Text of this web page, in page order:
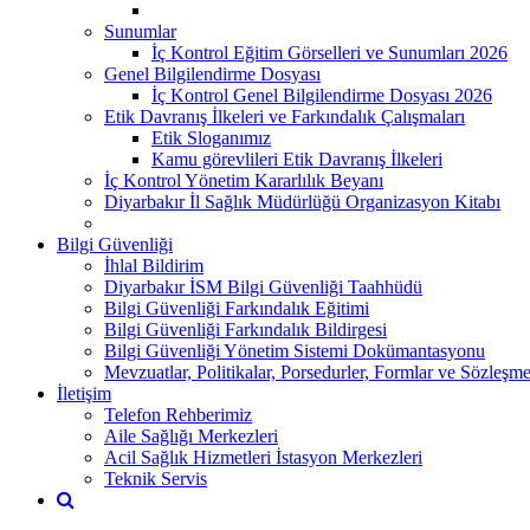
Sunumlar
İç Kontrol Eğitim Görselleri ve Sunumları 2026
Genel Bilgilendirme Dosyası
İç Kontrol Genel Bilgilendirme Dosyası 2026
Etik Davranış İlkeleri ve Farkındalık Çalışmaları
Etik Sloganımız
Kamu görevlileri Etik Davranış İlkeleri
İç Kontrol Yönetim Kararlılık Beyanı
Diyarbakır İl Sağlık Müdürlüğü Organizasyon Kitabı
Bilgi Güvenliği
İhlal Bildirim
Diyarbakır İSM Bilgi Güvenliği Taahhüdü
Bilgi Güvenliği Farkındalık Eğitimi
Bilgi Güvenliği Farkındalık Bildirgesi
Bilgi Güvenliği Yönetim Sistemi Dokümantasyonu
Mevzuatlar, Politikalar, Porsedurler, Formlar ve
İletişim
Telefon Rehberimiz
Aile Sağlığı Merkezleri
Acil Sağlık Hizmetleri İstasyon Merkezleri
Teknik Servis